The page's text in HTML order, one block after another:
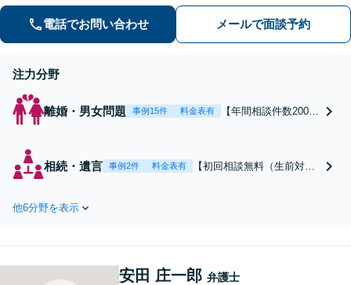
面の負担もきめ細やかにサポート致し
ます。「相続問題：シニアライフカウ
ンセラー・認知症サポーターの資格あ
電話でお問い合わせ メールで面談予約
注力分野
離婚・男女問題 事例15件 料金表有
【年間相談件数200
ひご相談くださ
相続・遺言 事例2件 料金表有
【初回相談無料（生前対策
ライフカウンセラー・認知
「不動産に関する相続もお
他6分野を表示
安田 庄一郎 弁護士